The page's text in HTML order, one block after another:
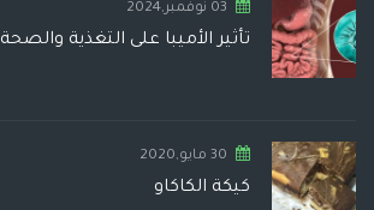
03 نوفمبر,2024
تأثير الأميبا على التغذية والصحة
30 مايو,2020
كيكة الكاكاو